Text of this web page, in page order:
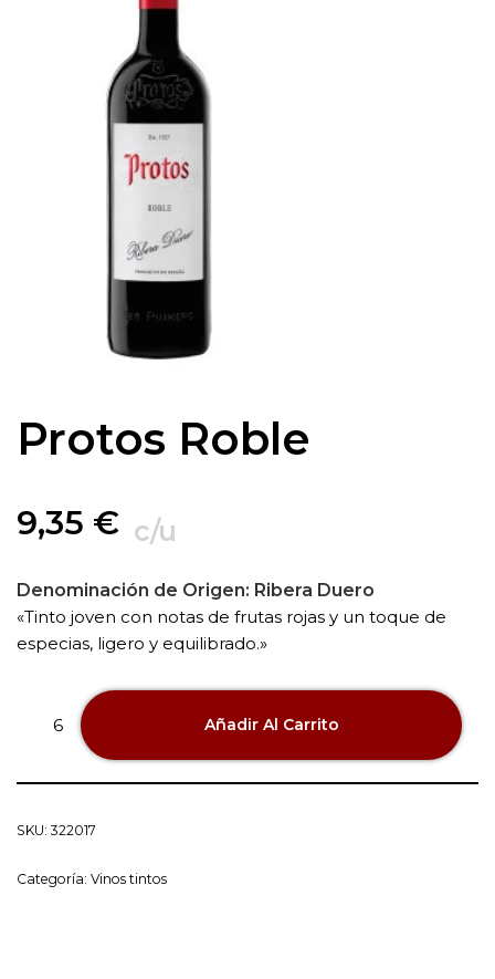
Protos Roble
9,35 € c/u
Denominación de Origen: Ribera Duero
«Tinto joven con notas de frutas rojas y un toque de
especias, ligero y equilibrado.»
Añadir Al Carrito
SKU: 322017
Categoría: Vinos tintos